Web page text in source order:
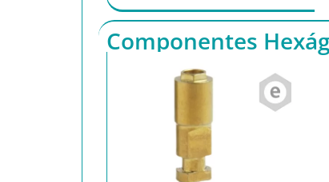
Componentes